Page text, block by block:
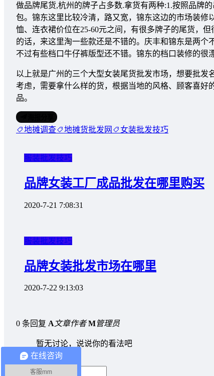
做品牌尾货,杭州的牌子占多数.拿货有两种:1.按照品牌
包。锦东这里比较冷清，路又宽，锦东这边的市场装修
恤、连衣裙价位在25-60元之间，有很多牌子的尾货，
的话，来这里淘一些款还是不错的。庆丰和锦东是两个
不过有些档口牛仔裤版型还不错。锦东的档口装修的很
以上就是广州的三个大型女装尾货批发市场，想要批
考虑，需要拿什么样的货，根据当地的风格、顾客喜
品。
地摊调查 地摊货批发网 女装批发技巧
服装批发技巧
品牌女装工厂成品批发在哪里购买
2020-7-21 7:08:31
服装批发技巧
品牌女装批发市场在哪里
2020-7-22 9:13:03
0 条回复 A文章作者 M管理员
暂无讨论，说说你的看法吧
在线咨询
客服mm